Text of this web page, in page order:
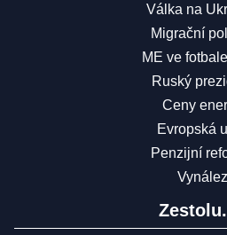
Válka na
Migrační
ME ve
Ruský
Ceny
Evropská
Penzijní
Vynález